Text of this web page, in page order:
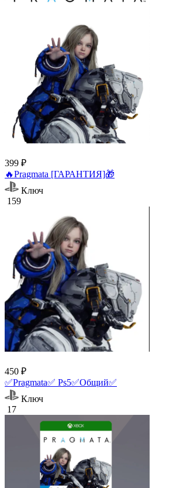
399 ₽
🔥Pragmata [ГАРАНТИЯ]🎁
Ключ
159
450 ₽
✅Pragmata✅ Ps5✅Общий✅
Ключ
17